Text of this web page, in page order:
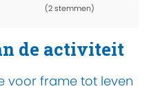
(2 stemmen)
de activiteit
voor frame tot leven